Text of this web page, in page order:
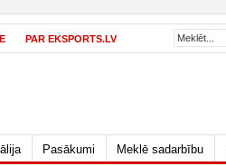
PAR EKSPORTS.LV
Pasākumi Meklē sadarbību